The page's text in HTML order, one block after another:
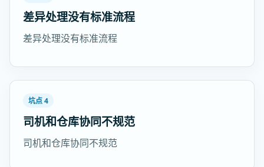
差异处理没有标准流程
差异处理没有标准流程
坑点 4
司机和仓库协同不规范
司机和仓库协同不规范